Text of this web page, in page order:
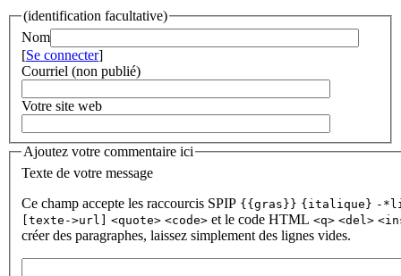
(identification facultative)
Nom
[Se connecter]
Courriel (non publié)
Votre site web
Ajoutez votre commentaire ici
Texte de votre message
Ce champ accepte les raccourcis SPIP {{gras}} {italique} -
[texte->url] <quote> <code> et le code HTML <q> <del>
créer des paragraphes, laissez simplement des lignes vides.